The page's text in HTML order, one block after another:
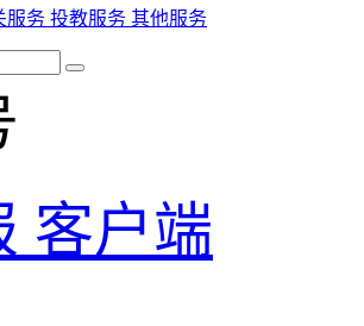
服务 投教服务 其他服务
客户端